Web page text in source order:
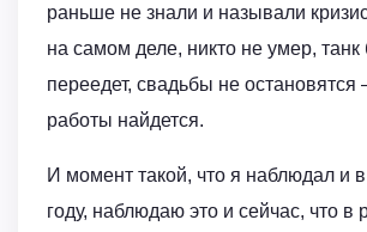
раньше не знали и называли
на самом деле, никто не умер, танк
переедет, свадьбы не
работы найдется.
И момент такой, что я наблюдал и
году, наблюдаю это и сейчас, что в